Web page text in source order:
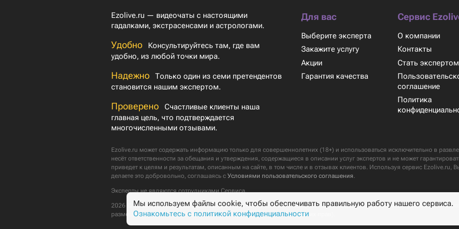
Ezolive.ru — видеочаты с настоящими
гадалками, экстрасенсами и астрологами.
Удобно
Консультируйтесь там, где вам
удобно, из любой точки мира.
Надежно
Только один из семи претендентов
становится нашим экспертом.
Проверено
Счастливые клиенты наша
главная цель, что подтверждается
многочисленными отзывами.
Для вас
Выберите эксперта
Закажите услугу
Акции
Гарантия качества
Сервис
О компании
Контакты
Стать экспертом
соглашение
Политика
Ezolive.ru может содержать информацию только для совершеннолетних (18+) и использоваться исключительно в
несёт ответственности за обещания и утверждения, содержащиеся в описании услуг экспертов и не может
приведет к целям и результатам, описанным на сайте, в том числе и в отзывах клиентов. Используя сервис Ezolive.ru,
делаете это добровольно, соглашаясь сУсловиями пользовательского соглашения
Эксперты не являются сотрудниками Сервиса.
2026 © Ezolive.ru Все права защищены. Любое использование материалов сайта допускается только с разрешения
размещения активной ссылки на Ezolive.ru (см.Соблюдение авторских прав
Мы используем файлы cookie, чтобы обеспечивать правильную работу нашего сервиса.
Ознакомьтесь с политикой конфиденциальности